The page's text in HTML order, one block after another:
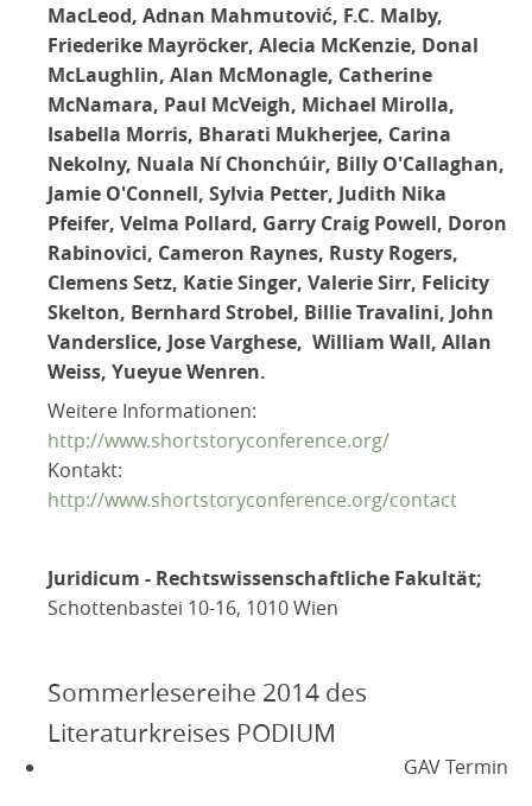
MacLeod, Adnan Mahmutović, F.C. Malby,
Friederike Mayröcker, Alecia McKenzie, Donal
McLaughlin, Alan McMonagle, Catherine
McNamara, Paul McVeigh, Michael Mirolla,
Isabella Morris, Bharati Mukherjee, Carina
Nekolny, Nuala Ní Chonchúir, Billy O'Callaghan,
Jamie O'Connell, Sylvia Petter, Judith Nika
Pfeifer, Velma Pollard, Garry Craig Powell, Doron
Rabinovici, Cameron Raynes, Rusty Rogers,
Clemens Setz, Katie Singer, Valerie Sirr, Felicity
Skelton, Bernhard Strobel, Billie Travalini, John
Vanderslice, Jose Varghese, William Wall, Allan
Weiss, Yueyue Wenren.
Weitere Informationen:
http://www.shortstoryconference.org/
Kontakt:
http://www.shortstoryconference.org/contact
Juridicum - Rechtswissenschaftliche Fakultät;
Schottenbastei 10-16, 1010 Wien
Sommerlesereihe 2014 des
Literaturkreises PODIUM
GAV Termin